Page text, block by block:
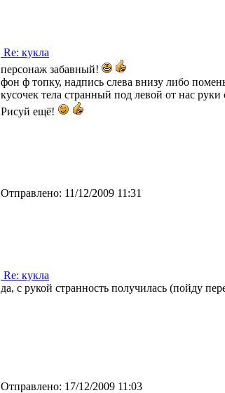
Re: кукла
персонаж забавный!
фон ф топку, надпись слева внизу либо
кусочек тела странный под левой от нас руки
Рисуй ещё!
Отправлено: 11/12/2009 11:31
Re: кукла
да, с рукой странность получилась (пойду
Отправлено: 17/12/2009 11:03